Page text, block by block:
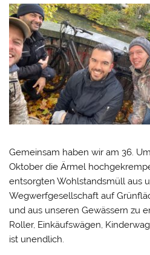
Gemeinsam haben wir am 36.
Oktober die Ärmel
entsorgten Wohlstandsmüll aus
Wegwerfgesellschaft auf
und aus unseren Gewässern zu
Roller, Einkäufswägen,
ist unendlich.